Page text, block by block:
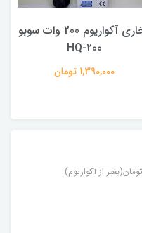
بخاری آکواریوم 200 وات سوبو
HQ-200
1,390,000 تومان